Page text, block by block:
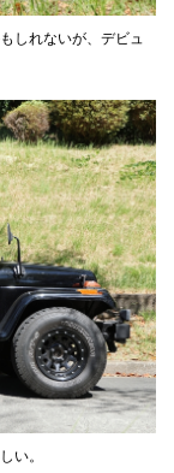
しれないが、デビュ
い。